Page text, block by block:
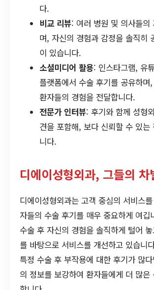
다.
비교 리뷰: 여러 병원 및 의사들의
며, 자신의 경험과 감정을 솔직히
이 있습니다.
소셜미디어 활용: 인스타그램, 유
플랫폼에서 수술 후기를 공유하며
환자들의 경험을 전달합니다.
전문가 인터뷰: 후기와 함께 성형
견을 포함해, 보다 신뢰할 수 있는
니다.
디에이성형외과, 그들의 차
디에이성형외과는 고객 중심의 서비스
자들의 수술 후기를 매우 중요하게 여깁
수술 후 자신의 경험을 솔직하게 털어
를 바탕으로 서비스를 개선하고 있습니
특정 수술 후 부작용에 대한 후기가 많
의 정보를 보강하여 환자들에게 더 많은